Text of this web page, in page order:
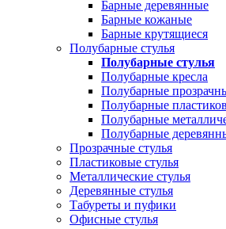
Барные деревянные
Барные кожаные
Барные крутящиеся
Полубарные стулья
Полубарные стулья
Полубарные кресла
Полубарные
Полубарные
Полубарные
Полубарные
Прозрачные стулья
Пластиковые стулья
Металлические стулья
Деревянные стулья
Табуреты и пуфики
Офисные стулья